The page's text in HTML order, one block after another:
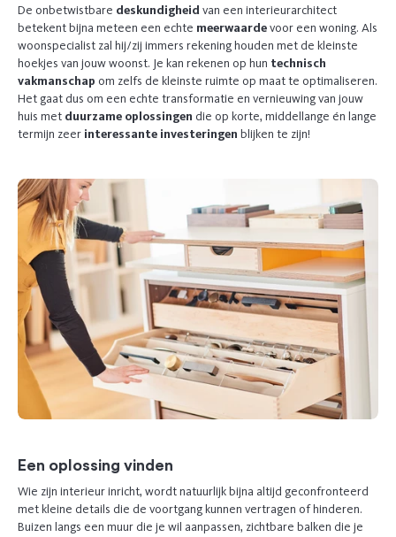
De onbetwistbare deskundigheid van een interieurarchitect
betekent bijna meteen een echte meerwaardevoor een woning. Als
woonspecialist zal hij/zij immers rekening houden met de kleinste
hoekjes van jouw woonst. Je kan rekenen op hun technisch
vakmanschap om zelfs de kleinste ruimte op maat te optimaliseren.
Het gaat dus om een echte transformatie en vernieuwing van jouw
huis met duurzame oplossingen die op korte, middellange én lange
termijn zeer interessante investeringen blijken te zijn!
Een oplossing vinden
Wie zijn interieur inricht, wordt natuurlijk bijna altijd geconfronteerd
met kleine details die de voortgang kunnen vertragen of hinderen.
Buizen langs een muur die je wil aanpassen, zichtbare balken die je